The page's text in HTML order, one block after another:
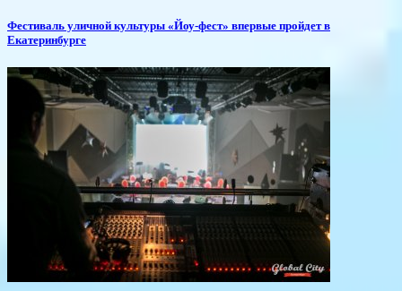
​Фестиваль уличной культуры «Йоу-фест» впервые пройдет в
Екатеринбурге